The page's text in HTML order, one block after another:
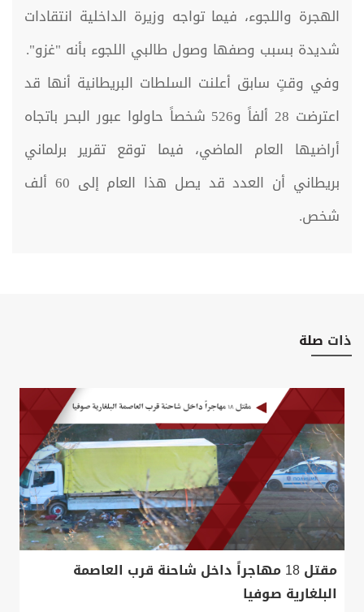
الهجرة واللجوء، فيما تواجه وزيرة الداخلية انتقادات
شديدة بسبب وصفها وصول طالبي اللجوء بأنه "غزو".
وفي وقتٍ سابق أعلنت السلطات البريطانية أنها قد
اعترضت 28 ألفاً و526 شخصاً حاولوا عبور البحر باتجاه
أراضيها العام الماضي، فيما توقع تقرير برلماني
بريطاني أن العدد قد يصل هذا العام إلى 60 ألف
شخص.
ذات صلة
مقتل 18 مهاجراً داخل شاحنة قرب العاصمة
البلغارية صوفيا